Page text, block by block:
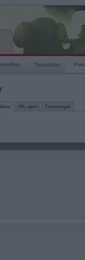
Topplistor
IRL-spel Turneringar